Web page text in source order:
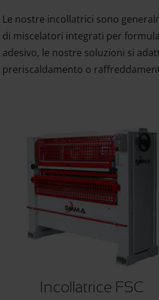
Le nostre incollatrici sono
di miscelatori integrati per
adesivo, le nostre soluzioni si
preriscaldamento o
Incollatrice FSC